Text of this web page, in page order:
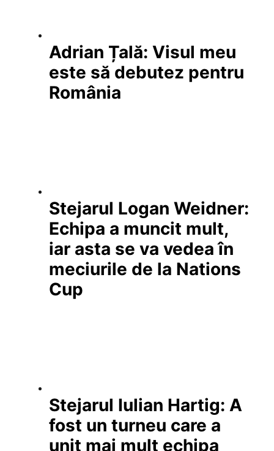
Adrian Țală: Visul meu
este să debutez pentru
România
Stejarul Logan Weidner:
Echipa a muncit mult,
iar asta se va vedea în
meciurile de la Nations
Cup
Stejarul Iulian Hartig: A
fost un turneu care a
unit mai mult echipa